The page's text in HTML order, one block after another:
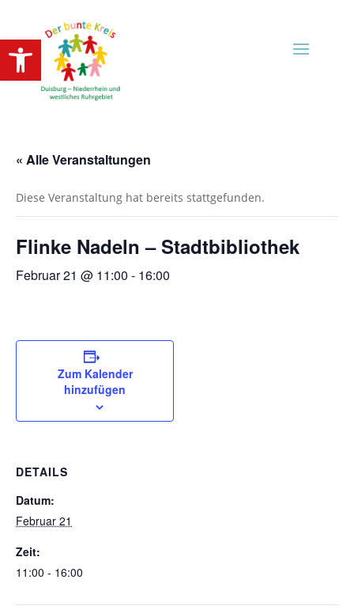
« Alle Veranstaltungen
Diese Veranstaltung hat bereits stattgefunden.
Flinke Nadeln – Stadtbibliothek
Februar 21 @ 11:00 - 16:00
Zum Kalender
hinzufügen
DETAILS
Datum:
Februar 21
Zeit:
11:00 - 16:00
Open toolbar